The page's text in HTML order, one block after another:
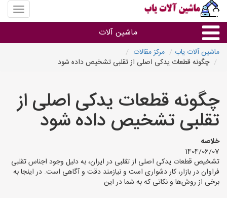
منوی
سایت
آلات
ماشین آلات
ماشین آلات
سایر گروه ها
ماشین آلات
ماشین آلات یاب
مرکز مقالات
چگونه قطعات یدکی اصلی از تقلبی تشخیص داده شود
چگونه قطعات یدکی اصلی از
تقلبی تشخیص داده شود
خلاصه
1404/06/07
تشخیص قطعات یدکی اصلی از تقلبی در ایران، به دلیل وجود اجناس تقلبی
فراوان در بازار، کار دشواری است و نیازمند دقت و آگاهی است. در اینجا به
برخی از روش‌ها و نکاتی که به شما در این